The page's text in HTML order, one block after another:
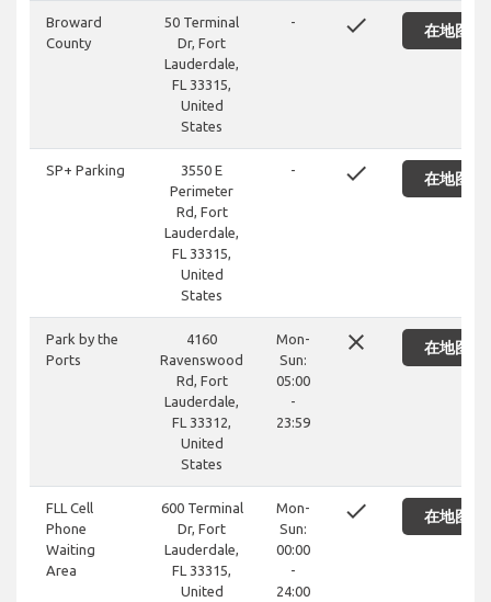
Broward
County
50 Terminal
Dr, Fort
Lauderdale,
FL 33315,
United
States
- done 在地图上
SP+ Parking
3550 E
Perimeter
Rd, Fort
Lauderdale,
FL 33315,
United
States
- done 在地图上
Park by the
Ports
4160
Ravenswood
Rd, Fort
Lauderdale,
FL 33312,
United
States
Mon-
Sun:
05:00
-
23:59
close 在地图上
FLL Cell
Phone
Waiting
Area
600 Terminal
Dr, Fort
Lauderdale,
FL 33315,
United
Mon-
Sun:
00:00
-
24:00
done 在地图上